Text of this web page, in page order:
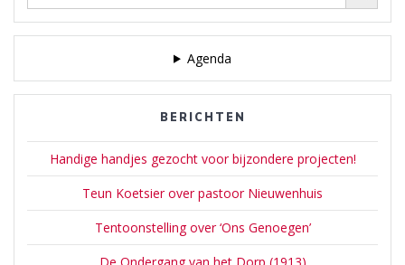
Agenda
BERICHTEN
Handige handjes gezocht voor bijzondere projecten!
Teun Koetsier over pastoor Nieuwenhuis
Tentoonstelling over ‘Ons Genoegen’